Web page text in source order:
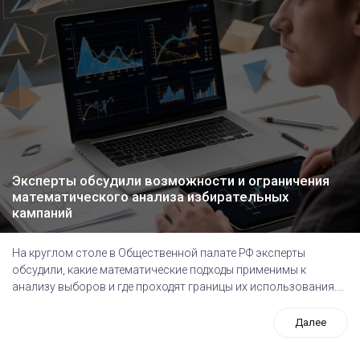
Эксперты обсудили возможности и ограничения
математического анализа избирательных
кампаний
На круглом столе в Общественной палате РФ эксперты
обсудили, какие математические подходы применимы к
анализу выборов и где проходят границы их использования....
Далее